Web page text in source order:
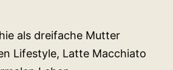
als dreifache Mutter
Lifestyle, Latte Macchiato